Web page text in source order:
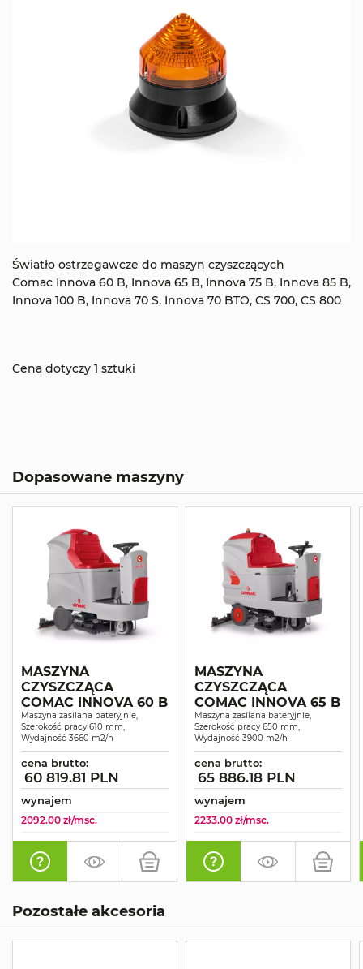
Światło ostrzegawcze do maszyn czyszczących
Comac Innova 60 B, Innova 65 B, Innova 75 B, Innova 85 B,
Innova 100 B, Innova 70 S, Innova 70 BTO, CS 700, CS 800
Cena dotyczy 1 sztuki
Dopasowane maszyny
MASZYNA
CZYSZCZĄCA
COMAC INNOVA 60 B
Maszyna zasilana bateryjnie,
Szerokość pracy 610 mm,
Wydajność 3660 m2/h
cena brutto:
60 819.81 PLN
wynajem
2092.00 zł/msc.
MASZYNA
CZYSZCZĄCA
COMAC INNOVA 65 B
Maszyna zasilana bateryjnie,
Szerokość pracy 650 mm,
Wydajność 3900 m2/h
cena brutto:
65 886.18 PLN
wynajem
2233.00 zł/msc.
Pozostałe akcesoria